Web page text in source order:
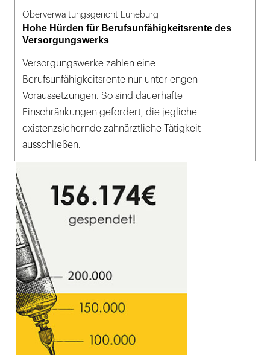
Oberverwaltungsgericht Lüneburg
Hohe Hürden für Berufsunfähigkeitsrente des
Versorgungswerks
Versorgungswerke zahlen eine
Berufsunfähigkeitsrente nur unter engen
Voraussetzungen. So sind dauerhafte
Einschränkungen gefordert, die jegliche
existenzsichernde zahnärztliche Tätigkeit
ausschließen.